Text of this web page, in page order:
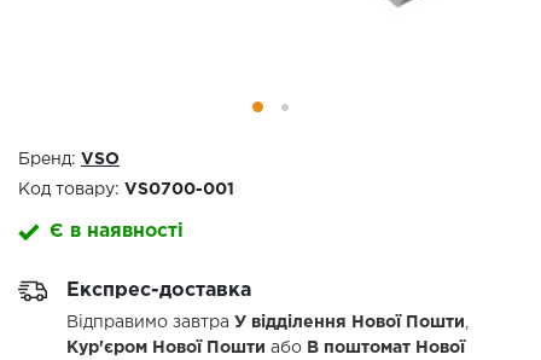
Бренд: VSO
Код товару: VS0700-001
Є в наявності
Експрес-доставка
Відправимо завтра У відділення Нової Пошти
Кур'єром Нової Пошти або В поштомат Нової